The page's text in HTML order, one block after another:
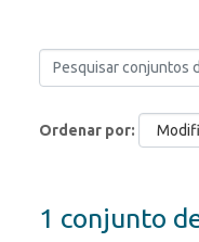
Ordenar por
1 conjunto